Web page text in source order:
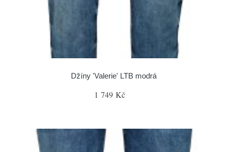
Džíny 'Valerie' LTB modrá
1 749 Kč